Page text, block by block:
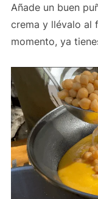
Añade un buen
crema y llévalo al
momento, ya